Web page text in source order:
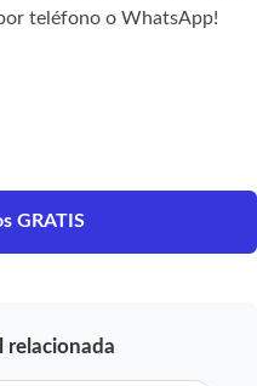
teléfono o WhatsApp!
GRATIS
relacionada